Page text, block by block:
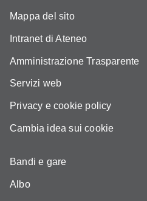
Mappa del sito
Intranet di Ateneo
Amministrazione Trasparente
Servizi web
Privacy e cookie policy
Cambia idea sui cookie
Bandi e gare
Albo